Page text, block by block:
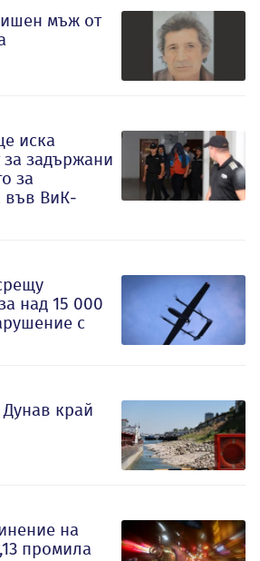
мъж от
иска
за задържани
за
във ВиК-
над 15 000
с
край
на
промила